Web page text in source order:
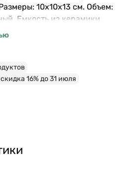
10х10х13 см. Объем:
Емкость из керамики
и в посудомоечной машине.
ткани.
16% до 31 июля